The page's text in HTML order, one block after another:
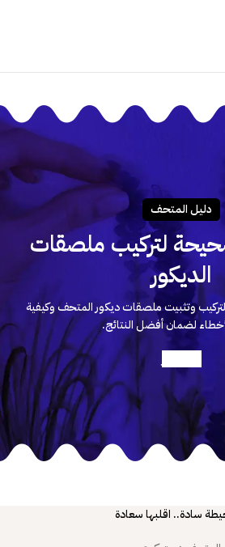
دليـل المتحـف
لتركيب ملصقات
الديكور
وتثبيت ملصقات ديكور المتحف وكيفية
لضمان أفضل النتائج.
سادة.. اقلبها سعادة